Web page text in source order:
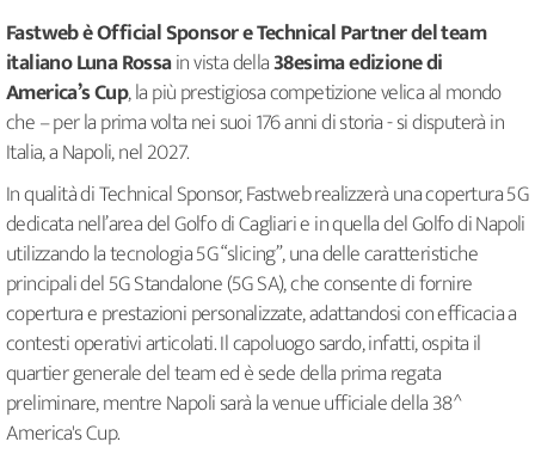
Fastweb è Official Sponsor e Technical Partnerdel team
italiano Luna Rossain vista della38esima edizione di
America’s Cup, la più prestigiosa competizione velica al mondo
che – per la prima volta nei suoi 176 anni di storia - si disputerà in
Italia, a Napoli, nel 2027.
In qualità di Technical Sponsor, Fastweb realizzerà una copertura 5G
dedicata nell’area del Golfo di Cagliari e in quella del Golfo di Napoli
utilizzando la tecnologia 5G “slicing”, una delle caratteristiche
principali del 5G Standalone (5G SA), che consente di fornire
copertura e prestazioni personalizzate, adattandosi con efficacia a
contesti operativi articolati. Il capoluogo sardo, infatti, ospita il
quartier generale del team ed è sede della prima regata
preliminare, mentre Napoli sarà la venue ufficiale della 38^
America's Cup.